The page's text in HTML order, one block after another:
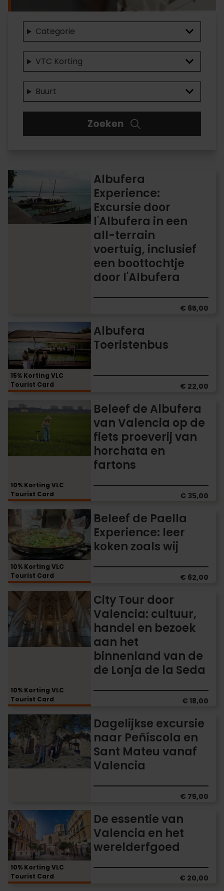
Categorie
VTC Korting
Buurt
Zoeken
Albufera
Experience:
Excursie door
l'Albufera in een
all-terrain
voertuig, inclusief
een boottochtje
door l'Albufera
€ 65,00
Albufera
Experience:
Excursie
door
l'Albufera
15% Korting VLC
Tourist Card
Albufera
Toeristenbus
€ 22,00
Toeristenbus
10% Korting VLC
Tourist Card
Beleef de Albufera
van Valencia op de
fiets proeverij van
horchata en
fartons
€ 35,00
Beleef
op
proeverij
van
horchata
fartons
10% Korting VLC
Tourist Card
Beleef de Paella
Experience: leer
koken zoals wij
€ 62,00
Beleef
de
Paella
Experience:
leer
koken
zoals
10% Korting VLC
Tourist Card
City Tour door
Valencia: cultuur,
handel en bezoek
aan het
binnenland van de
de Lonja de la Seda
€ 18,00
City
door
Valencia:
cultuur,
handel
het
binnenland
de
de
Lonja
de
la
Dagelijkse excursie
naar Peñíscola en
Sant Mateu vanaf
Valencia
€ 75,00
Dagelijkse
excursie
naar
Peñíscola
en
10% Korting VLC
Tourist Card
De essentie van
Valencia en het
werelderfgoed
€ 20,00
De
essentie
van
Valencia
en
het
werelderfgoed